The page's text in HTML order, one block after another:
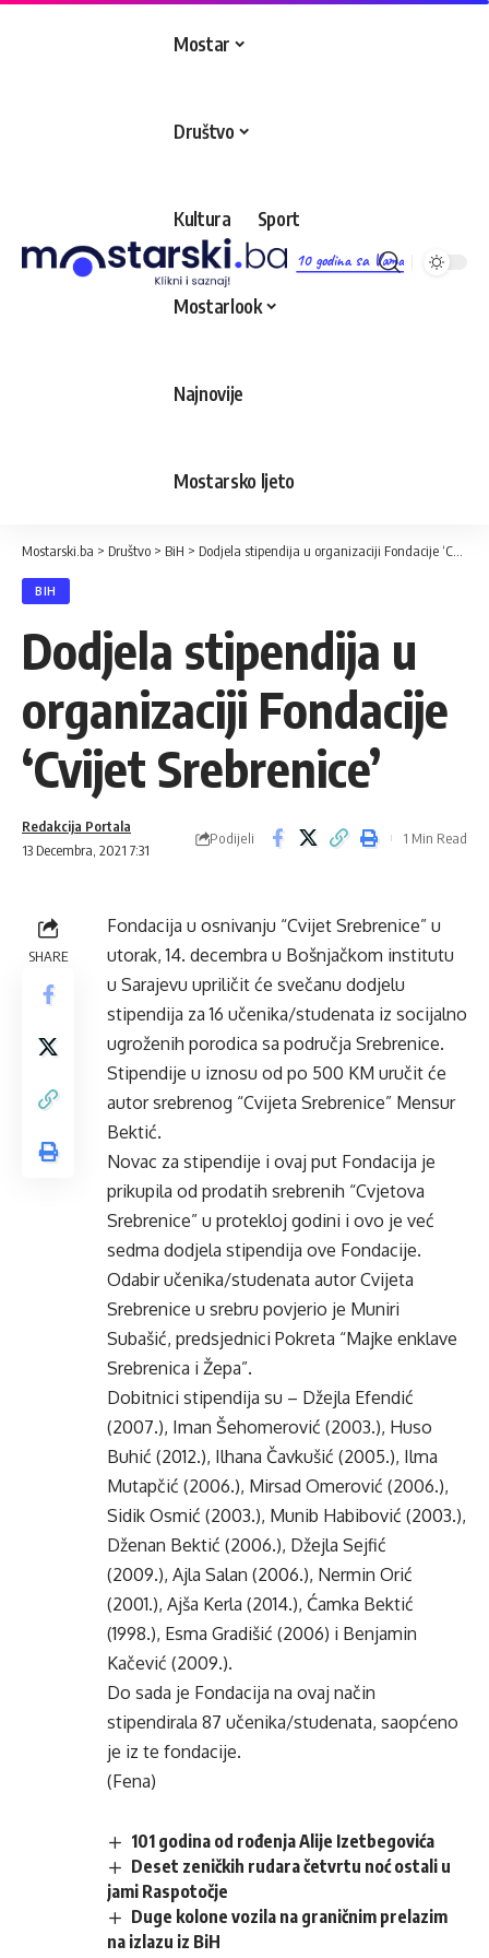
10 godina sa Vama
Mostar
Društvo
Kultura Sport
Mostarlook
Najnovije
Mostarsko ljeto
Mostarski.ba > Društvo > BiH > Dodjela stipendija u organizaciji Fondacije ‘Cvijet Srebrenice’
BIH
Dodjela stipendija u
organizaciji Fondacije
‘Cvijet Srebrenice’
13 Decembra, 2021 7:31
Redakcija Portala
Podijeli 1 Min Read
SHARE
Fondacija u osnivanju “Cvijet Srebrenice” u
utorak, 14. decembra u Bošnjačkom institutu
u Sarajevu upriličit će svečanu dodjelu
stipendija za 16 učenika/studenata iz socijalno
ugroženih porodica sa područja Srebrenice.
Stipendije u iznosu od po 500 KM uručit će
autor srebrenog “Cvijeta Srebrenice” Mensur
Bektić.
Novac za stipendije i ovaj put Fondacija je
prikupila od prodatih srebrenih “Cvjetova
Srebrenice” u protekloj godini i ovo je već
sedma dodjela stipendija ove Fondacije.
Odabir učenika/studenata autor Cvijeta
Srebrenice u srebru povjerio je Muniri
Subašić, predsjednici Pokreta “Majke enklave
Srebrenica i Žepa”.
Dobitnici stipendija su – Džejla Efendić
(2007.), Iman Šehomerović (2003.), Huso
Buhić (2012.), Ilhana Čavkušić (2005.), Ilma
Mutapčić (2006.), Mirsad Omerović (2006.),
Sidik Osmić (2003.), Munib Habibović (2003.),
Dženan Bektić (2006.), Džejla Sejfić
(2009.), Ajla Salan (2006.), Nermin Orić
(2001.), Ajša Kerla (2014.), Ćamka Bektić
(1998.), Esma Gradišić (2006) i Benjamin
Kačević (2009.).
Do sada je Fondacija na ovaj način
stipendirala 87 učenika/studenata, saopćeno
je iz te fondacije.
(Fena)
101 godina od rođenja Alije Izetbegovića
Deset zeničkih rudara četvrtu noć ostali u
jami Raspotočje
Duge kolone vozila na graničnim prelazim
na izlazu iz BiH